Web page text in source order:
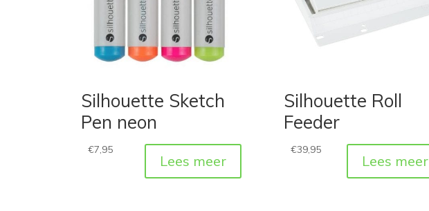
Silhouette Sketch
Pen neon
€7,95
Lees meer
Silhouette Roll
Feeder
€39,95
Lees meer